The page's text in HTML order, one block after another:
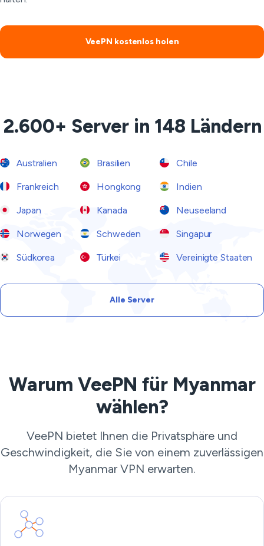
VeePN kostenlos holen
2.600+ Server in 148 Ländern
Australien Brasilien Chile
Frankreich Hongkong Indien
Japan Kanada Neuseeland
Norwegen Schweden Singapur
Südkorea Türkei Vereinigte Staaten
Alle Server
Warum VeePN für Myanmar
wählen?
VeePN bietet Ihnen die Privatsphäre und
Geschwindigkeit, die Sie von einem zuverlässigen
Myanmar VPN erwarten.